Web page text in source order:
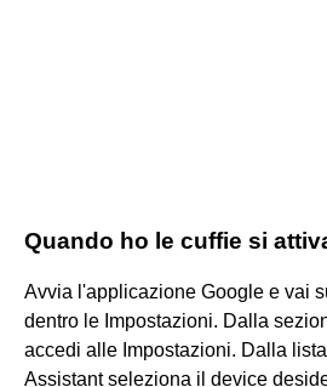
Quando ho le cuffie si
Avvia l'applicazione Google e vai
dentro le Impostazioni. Dalla
accedi alle Impostazioni. Dalla
Assistant seleziona il device